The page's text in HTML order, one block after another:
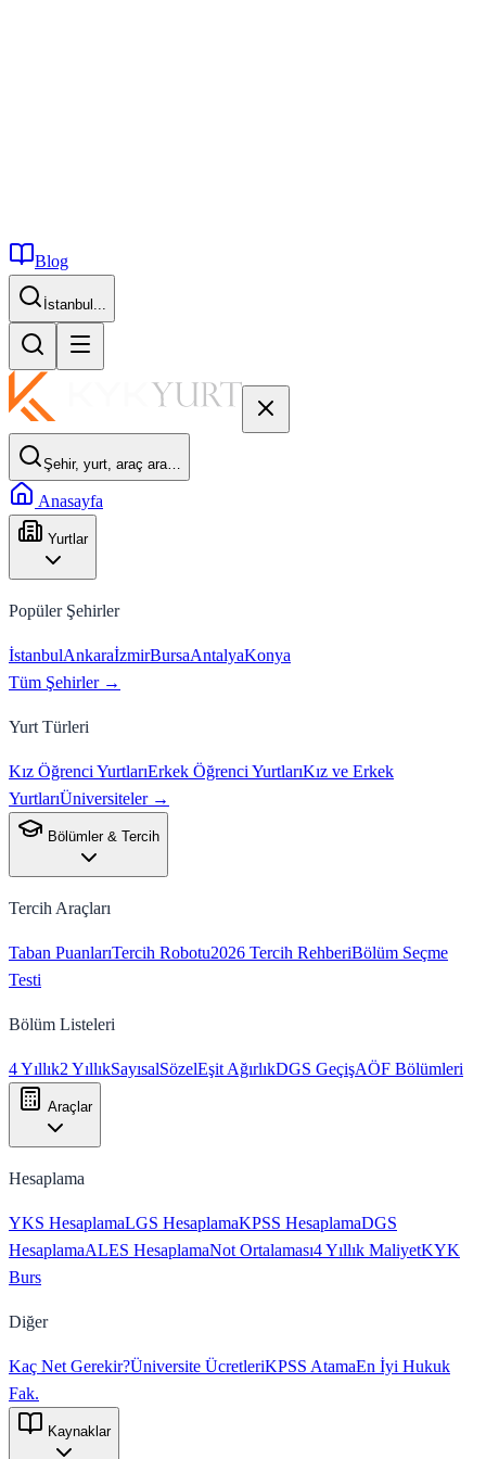
Blog
İstanbul...
Şehir, yurt, araç ara…
Anasayfa
Yurtlar
Popüler Şehirler
İstanbulAnkaraİzmirBursaAntalyaKonya
Tüm Şehirler →
Yurt Türleri
Kız Öğrenci YurtlarıErkek Öğrenci YurtlarıKız ve Erkek
YurtlarıÜniversiteler →
Bölümler & Tercih
Tercih Araçları
Taban PuanlarıTercih Robotu2026 Tercih RehberiBölüm Seçme
Testi
Bölüm Listeleri
4 Yıllık2 YıllıkSayısalSözelEşit AğırlıkDGS GeçişAÖF Bölümleri
Araçlar
Hesaplama
YKS HesaplamaLGS HesaplamaKPSS HesaplamaDGS
HesaplamaALES HesaplamaNot Ortalaması4 Yıllık MaliyetKYK
Burs
Diğer
Kaç Net Gerekir?Üniversite ÜcretleriKPSS AtamaEn İyi Hukuk
Fak.
Kaynaklar